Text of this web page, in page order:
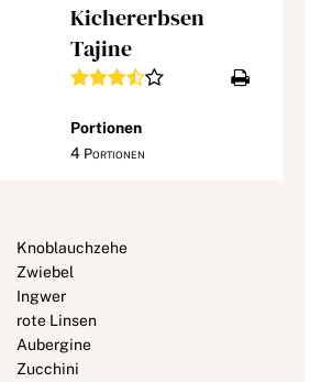
Kichererbsen
Tajine
Portionen
4 Portionen
Knoblauchzehe
Zwiebel
Ingwer
rote Linsen
Aubergine
Zucchini